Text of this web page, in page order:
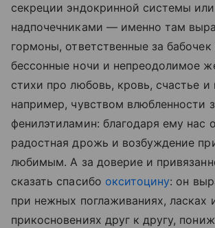
секреции эндокринной системы или
надпочечниками — именно там
гормоны, ответственные за
бессонные ночи и непреодолимое
стихи про любовь, кровь, счастье и
например, чувством влюбленности
фенилэтиламин: благодаря ему нас
радостная дрожь и возбуждение
любимым. А за доверие и
сказать спасибо окситоцину: он
при нежных поглаживаниях, ласках
прикосновениях друг к другу,